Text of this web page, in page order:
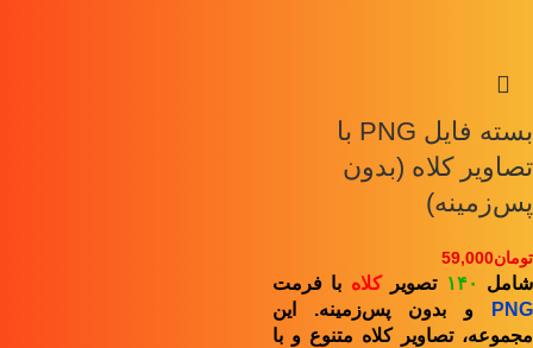
بسته فایل PNG با
تصاویر کلاه (بدون
پس‌زمینه)
تومان59,000
شامل ۱۴۰ تصویرکلاه با فرمت
PNG
و بدون پس‌زمینه. این
مجموعه، تصاویر کلاه متنوع و با